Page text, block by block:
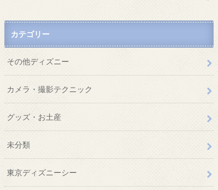
カテゴリー
その他ディズニー
カメラ・撮影テクニック
グッズ・お土産
未分類
東京ディズニーシー